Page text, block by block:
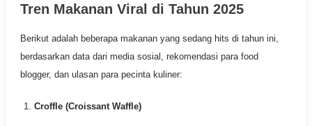
Tren Makanan Viral di Tahun 2025
Berikut adalah beberapa makanan yang sedang hits di tahun ini,
berdasarkan data dari media sosial, rekomendasi para food
blogger, dan ulasan para pecinta kuliner:
Croffle (Croissant Waffle)